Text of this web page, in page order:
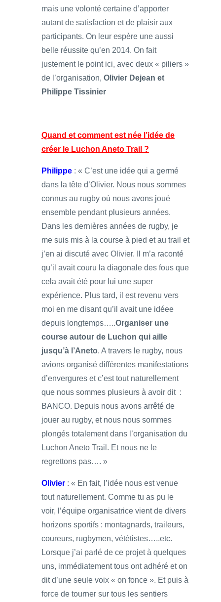
mais une volonté certaine d’apporter
autant de satisfaction et de plaisir aux
participants. On leur espère une aussi
belle réussite qu’en 2014. On fait
justement le point ici, avec deux « piliers »
de l’organisation, Olivier Dejean et
Philippe Tissinier
Quand et comment est née l’idée de
créer le Luchon Aneto Trail ?
Philippe : « C’est une idée qui a germé
dans la tête d’Olivier. Nous nous sommes
connus au rugby où nous avons joué
ensemble pendant plusieurs années.
Dans les dernières années de rugby, je
me suis mis à la course à pied et au trail et
j’en ai discuté avec Olivier. Il m’a raconté
qu’il avait couru la diagonale des fous que
cela avait été pour lui une super
expérience. Plus tard, il est revenu vers
moi en me disant qu’il avait une idéee
depuis longtemps…..Organiser une
course autour de Luchon qui aille
jusqu’à l’Aneto. A travers le rugby, nous
avions organisé différentes manifestations
d’envergures et c’est tout naturellement
que nous sommes plusieurs à avoir dit :
BANCO. Depuis nous avons arrêté de
jouer au rugby, et nous nous sommes
plongés totalement dans l’organisation du
Luchon Aneto Trail. Et nous ne le
regrettons pas…. »
Olivier : « En fait, l’idée nous est venue
tout naturellement. Comme tu as pu le
voir, l’équipe organisatrice vient de divers
horizons sportifs : montagnards, traileurs,
coureurs, rugbymen, vététistes…..etc.
Lorsque j’ai parlé de ce projet à quelques
uns, immédiatement tous ont adhéré et on
dit d’une seule voix « on fonce ». Et puis à
force de tourner sur tous les sentiers